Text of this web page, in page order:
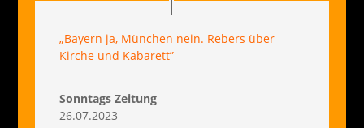
„Bayern ja, München nein. Rebers über
Kirche und Kabarett”
Sonntags Zeitung
26.07.2023